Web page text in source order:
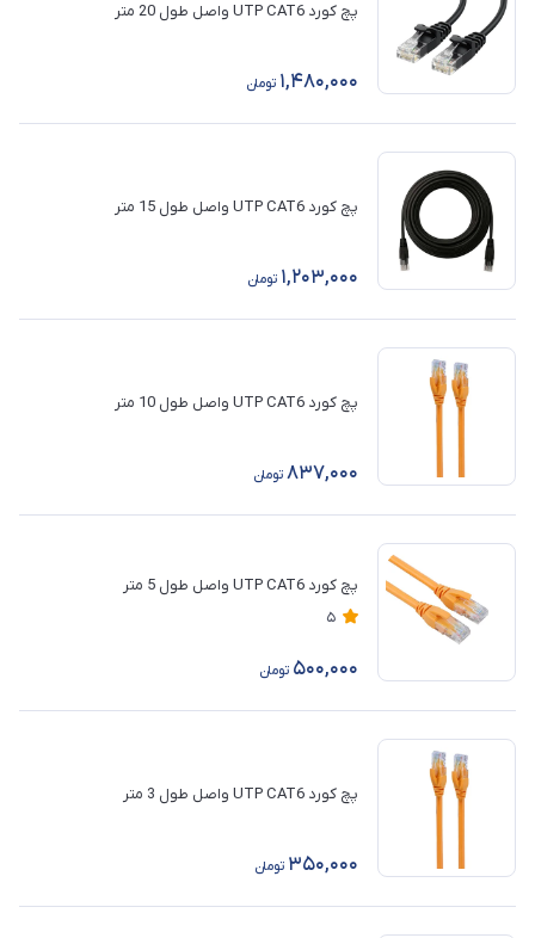
پچ کورد UTP CAT6 واصل طول 20 متر
1,480,000 تومان
پچ کورد UTP CAT6 واصل طول 15 متر
1,203,000 تومان
پچ کورد UTP CAT6 واصل طول 10 متر
837,000 تومان
پچ کورد UTP CAT6 واصل طول 5 متر
5
500,000 تومان
پچ کورد UTP CAT6 واصل طول 3 متر
350,000 تومان